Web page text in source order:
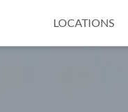
LOCATIONS